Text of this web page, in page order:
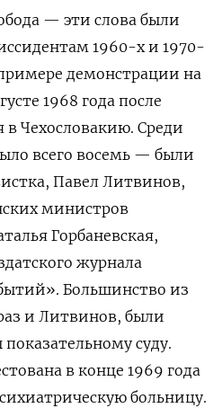
— эти слова были
1960-х и 1970-
демонстрации на
1968 года после
в Чехословакию. Среди
всего восемь — были
Павел Литвинов,
министров
Горбаневская,
журнала
Большинство из
и Литвинов, были
суду.
в конце 1969 года
больницу.